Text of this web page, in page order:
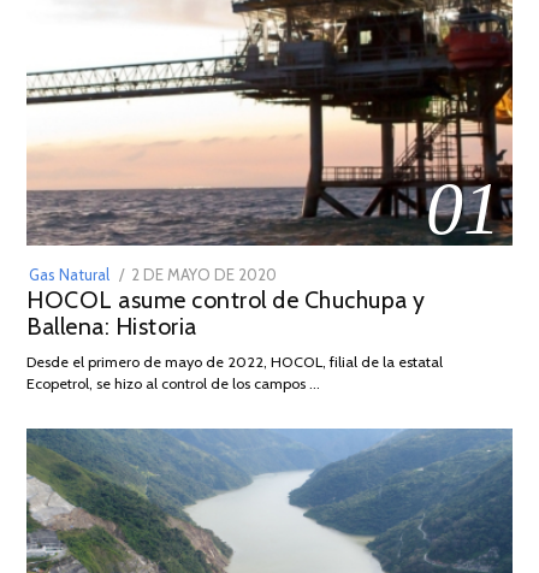
01
Gas Natural
POSTED
ON
2 DE MAYO DE 2020
DE
2026
HOCOL asume control de Chuchupa y
Ballena: Historia
Desde el primero de mayo de 2022, HOCOL, filial de la estatal
Ecopetrol, se hizo al control de los campos …